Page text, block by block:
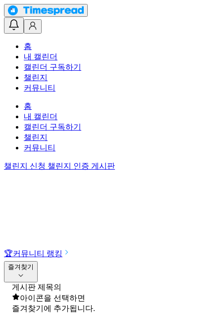
홈
내 캘린더
캘린더 구독하기
챌린지
커뮤니티
홈
내 캘린더
캘린더 구독하기
챌린지
커뮤니티
챌린지 신청 챌린지 인증 게시판
🏆커뮤니티 랭킹
즐겨찾기
게시판 제목의
아이콘을 선택하면
즐겨찾기에 추가됩니다.